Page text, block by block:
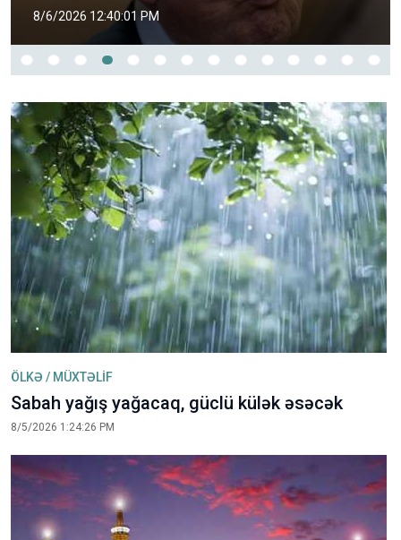
8/6/2026 12:40:01 PM
ÖLKƏ / MÜXTƏLİF
Sabah yağış yağacaq, güclü külək əsəcək
8/5/2026 1:24:26 PM